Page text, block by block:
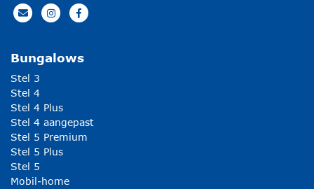
Bungalows
Stel 3
Stel 4
Stel 4 Plus
Stel 4 aangepast
Stel 5 Premium
Stel 5 Plus
Stel 5
Mobil-home